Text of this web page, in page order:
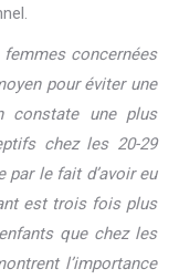
concernées
pour éviter une
constate une plus
chez les 20-29
le fait d’avoir eu
est trois fois plus
que chez les
l’importance